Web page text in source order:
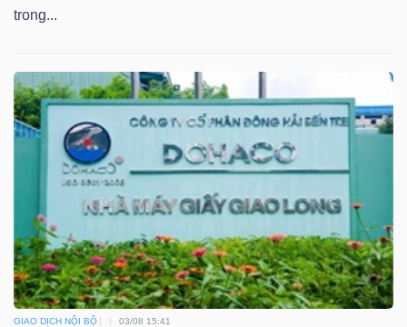
trong...
GIAO DỊCH NỘI BỘ 03/08 15:41